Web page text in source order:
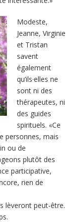
Modeste,
Jeanne, Virginie
et Tristan
savent
également
qu’ils·elles ne
sont ni des
thérapeutes, ni
des guides
spirituels. «Ce
personnes, mais
ou de
plutôt des
participative,
rien de
lèveront peut-être.